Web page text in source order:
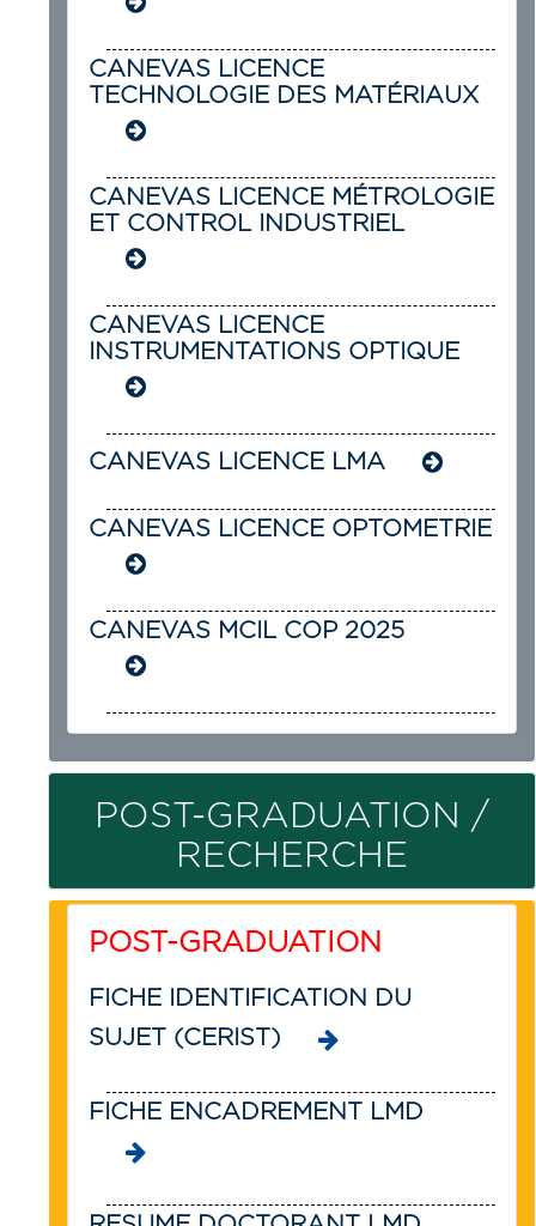
CANEVAS LICENCE
TECHNOLOGIE DES MATÉRIAUX
CANEVAS LICENCE MÉTROLOGIE
ET CONTROL INDUSTRIEL
CANEVAS LICENCE
INSTRUMENTATIONS OPTIQUE
CANEVAS LICENCE LMA
CANEVAS LICENCE OPTOMETRIE
CANEVAS MCIL COP 2025
POST-GRADUATION /
RECHERCHE
POST-GRADUATION
FICHE IDENTIFICATION DU
SUJET (CERIST)
FICHE ENCADREMENT LMD